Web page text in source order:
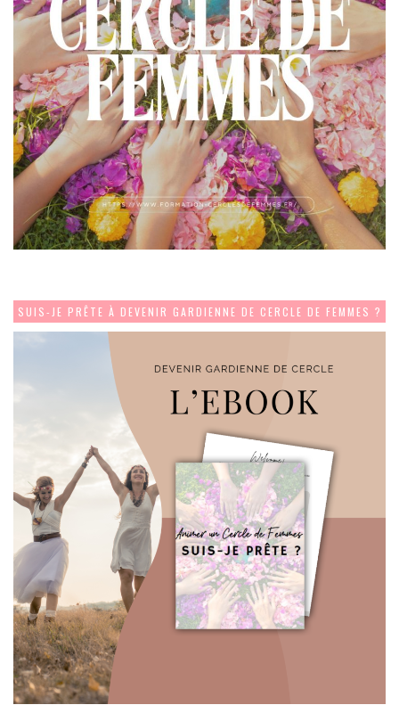
SUIS-JE PRÊTE À DEVENIR GARDIENNE DE CERCLE DE FEMMES ?